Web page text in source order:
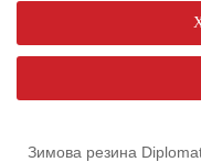
Зимова резина